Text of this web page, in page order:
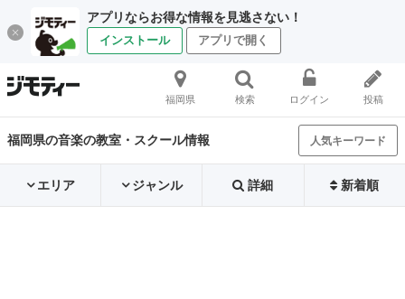
アプリならお得な情報を見逃さない！
インストール アプリで開く
福岡県 検索 ログイン 投稿
福岡県の音楽の教室・スクール情報 人気キーワード
エリア ジャンル 詳細 新着順